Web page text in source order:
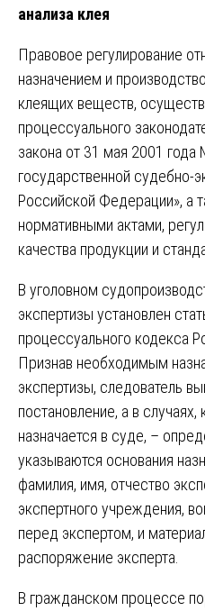
анализа клея
Правовое регулирование
назначением и
клеящих веществ,
процессуального
закона от 31 мая 2001
государственной судебно-
Российской Федерации», а
нормативными актами,
качества продукции и
В уголовном
экспертизы установлен
процессуального кодекса
Признав необходимым
экспертизы, следователь
постановление, а в случаях,
назначается в суде, –
указываются основания
фамилия, имя, отчество
экспертного учреждения,
перед экспертом, и
распоряжение эксперта.
В гражданском процессе